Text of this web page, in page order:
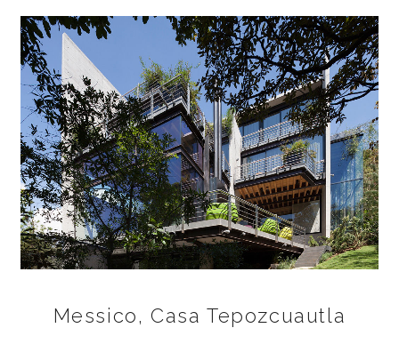
Messico, Casa Tepozcuautla